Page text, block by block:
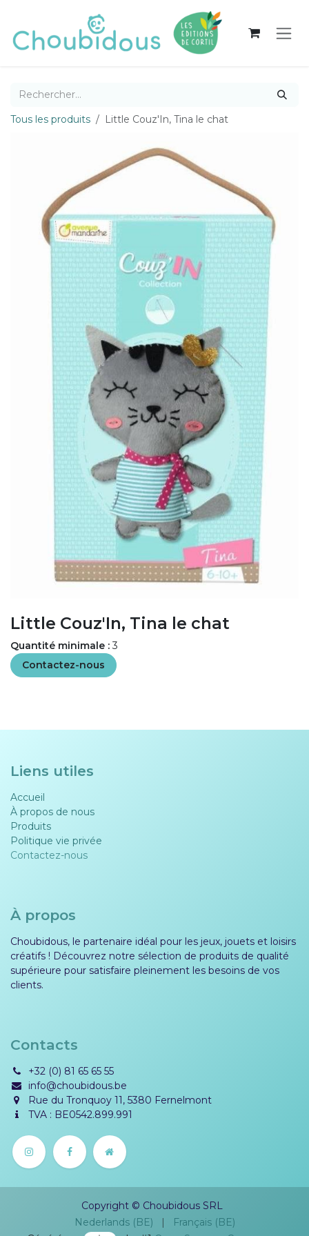
Tous les produits Little Couz'In, Tina le chat
Little Couz'In, Tina le chat
Quantité minimale : 3
Contactez-nous
Liens utiles
Accueil
À propos de nous
Produits
Politique vie privée​​
Contactez-nous
À propos
Choubidous, le partenaire idéal pour les jeux, jouets et loisirs
créatifs ! Découvrez notre sélection de produits de qualité
supérieure pour satisfaire pleinement les besoins de vos
clients.
Contacts
+32 (0) 81 65 65 55
info@choubidous.be
Rue du Tronquoy 11, 5380 Fernelmont
TVA : BE0542.899.991
Copyright © Choubidous SRL
Nederlands (BE)
|
Français (BE)